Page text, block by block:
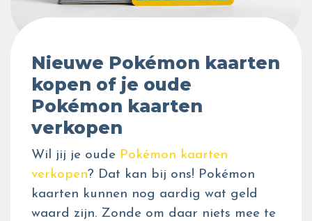
Nieuwe Pokémon kaarten
kopen of je oude
Pokémon kaarten
verkopen
Wil jij je oude Pokémon kaarten
verkopen? Dat kan bij ons! Pokémon
kaarten kunnen nog aardig wat geld
waard zijn. Zonde om daar niets mee te